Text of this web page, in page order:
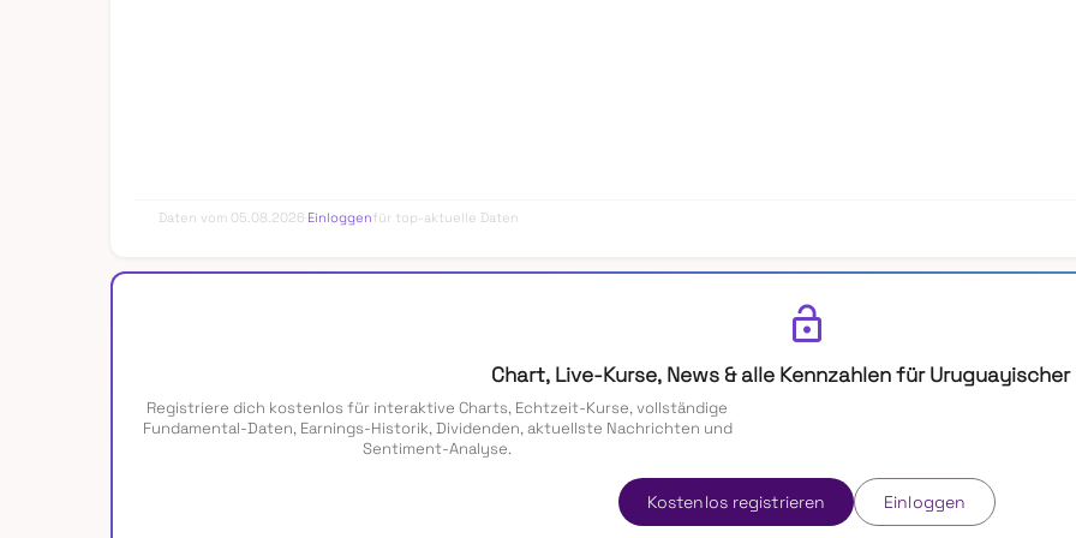
Daten vom 05.08.2026 Einloggen für top-aktuelle Daten
lock_open
Chart, Live-Kurse, News & alle Kennzahlen für Uruguayischer
Registriere dich kostenlos für interaktive Charts, Echtzeit-Kurse, vollständige
Fundamental-Daten, Earnings-Historik, Dividenden, aktuellste Nachrichten und
Sentiment-Analyse.
Kostenlos registrieren Einloggen